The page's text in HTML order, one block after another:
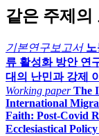
같은 주제의
기본연구보고서
류 활성화 방안 연
대의 난민과 강제
Working paper The
International
Faith: Post-Covid
Ecclesiastical